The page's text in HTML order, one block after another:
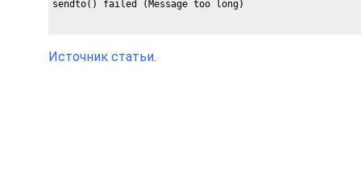
Источник статьи.